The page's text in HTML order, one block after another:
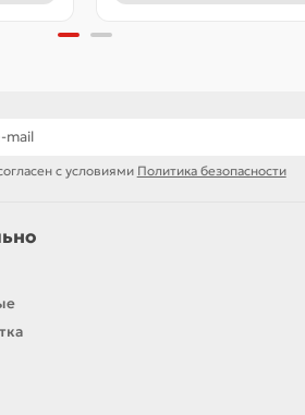
с условиями Политика безопасности